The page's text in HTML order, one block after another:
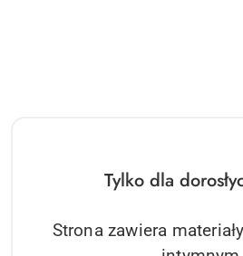
Tylko dla
Strona zawiera